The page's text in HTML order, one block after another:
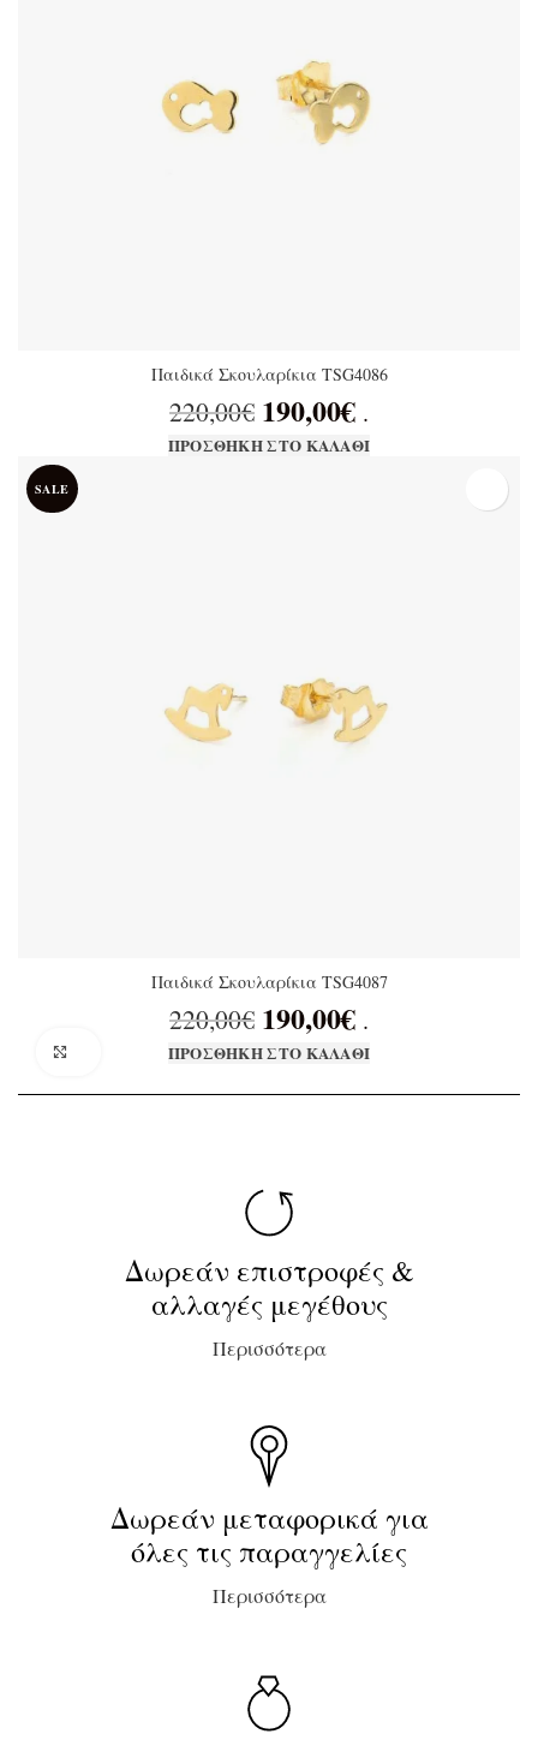
Click to enlarge
Παιδικά Σκουλαρίκια TSG4086
220,00€
Original price was:
220,00€.
190,00€ .
ΠΡΟΣΘΉΚΗ ΣΤΟ ΚΑΛΆΘΙ
SALE
Παιδικά Σκουλαρίκια TSG4087
220,00€
Original price was:
220,00€.
190,00€
190,00€.
.
ΠΡΟΣΘΉΚΗ ΣΤΟ ΚΑΛΆΘΙ
Δωρεάν επιστροφές &
αλλαγές μεγέθους
Περισσότερα
Δωρεάν μεταφορικά για
όλες τις παραγγελίες
Περισσότερα